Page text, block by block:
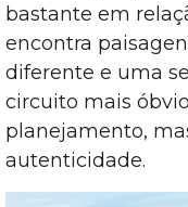
bastante em
encontra
diferente e uma
circuito mais
planejamento,
autenticidade.